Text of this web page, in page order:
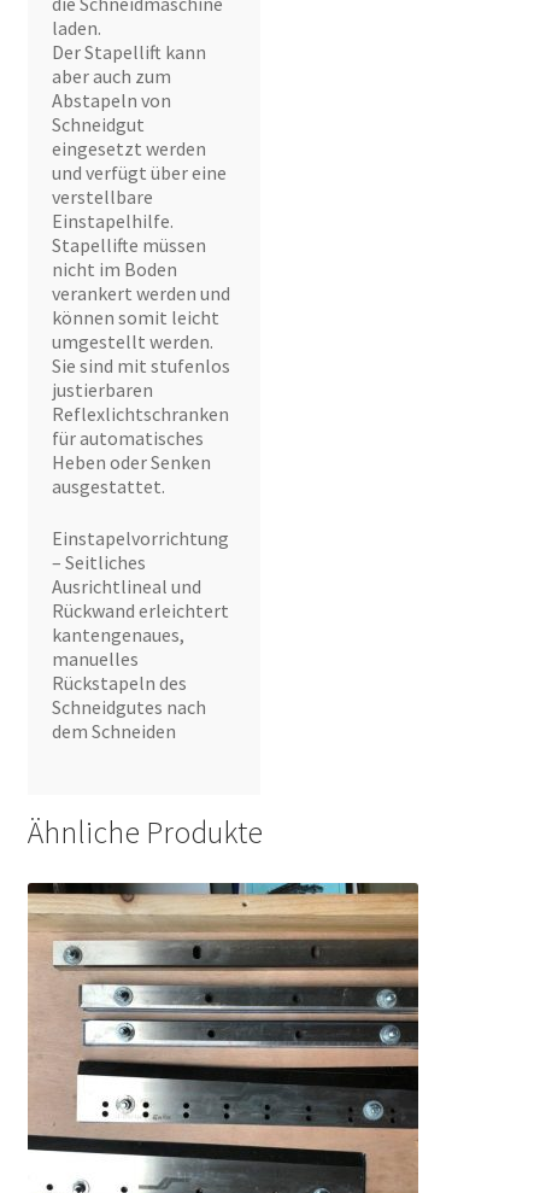
laden.
Der Stapellift kann
aber auch zum
Abstapeln von
Schneidgut
eingesetzt werden
und verfügt über eine
verstellbare
Einstapelhilfe.
Stapellifte müssen
nicht im Boden
verankert werden und
können somit leicht
umgestellt werden.
Sie sind mit stufenlos
justierbaren
Reflexlichtschranken
für automatisches
Heben oder Senken
ausgestattet.
Einstapelvorrichtung
– Seitliches
Ausrichtlineal und
Rückwand erleichtert
kantengenaues,
manuelles
Rückstapeln des
Schneidgutes nach
dem Schneiden
Ähnliche Produkte